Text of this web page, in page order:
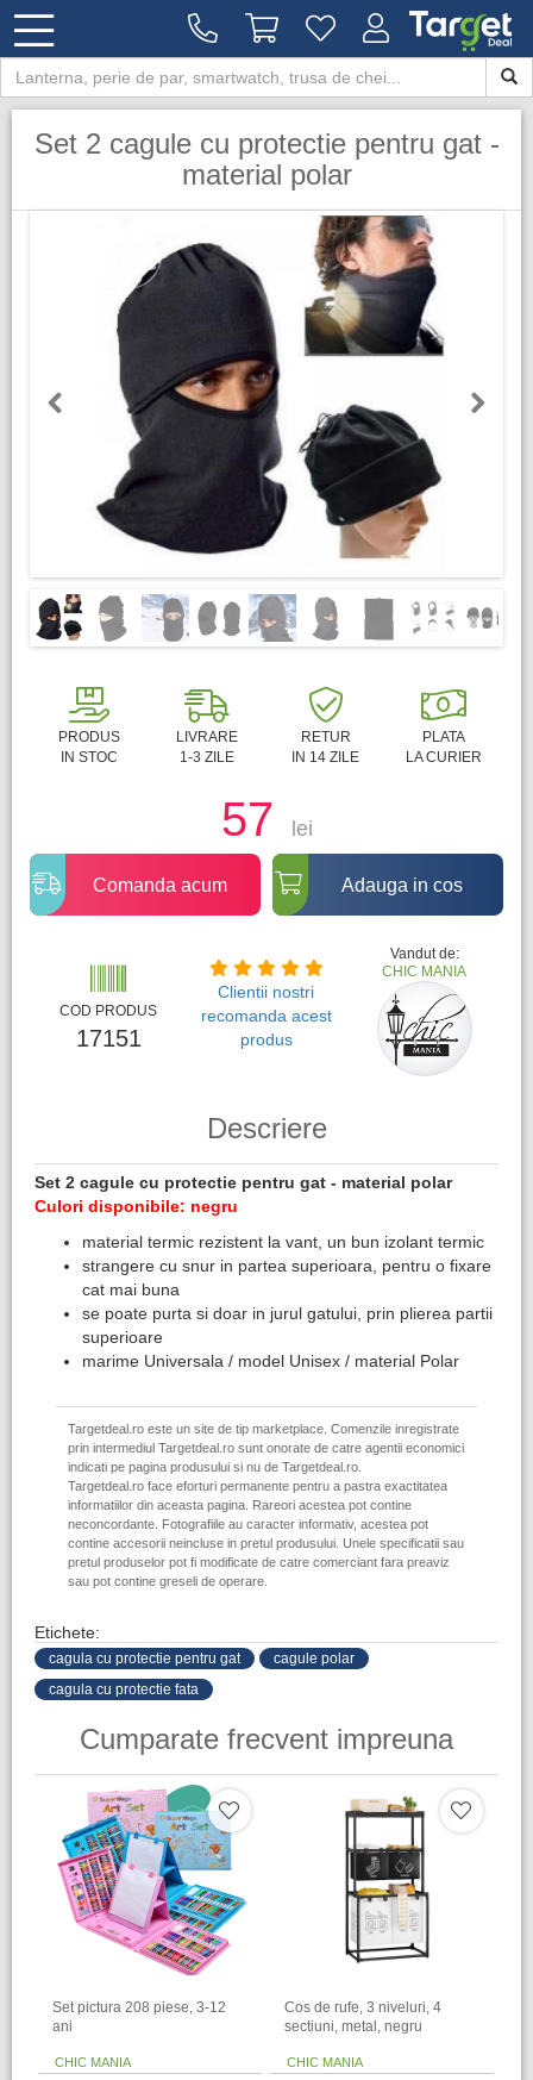
Set 2 cagule cu protectie pentru gat -
material polar
Previous
PRODUS
IN STOC
LIVRARE
1-3 ZILE
RETUR
IN 14 ZILE
PLATA
LA CURIER
57 lei
Comanda acum Adauga in cos
COD PRODUS
17151
Clientii nostri
recomanda acest
produs
Vandut de:
CHIC MANIA
Descriere
Set 2 cagule cu protectie pentru gat - material polar
Culori disponibile: negru
material termic rezistent la vant, un bun izolant termic
strangere cu snur in partea superioara, pentru o fixare
cat mai buna
se poate purta si doar in jurul gatului, prin plierea partii
superioare
marime Universala / model Unisex / material Polar
Targetdeal.ro este un site de tip marketplace. Comenzile inregistrate
prin intermediul Targetdeal.ro sunt onorate de catre agentii economici
indicati pe pagina produsului si nu de Targetdeal.ro.
Targetdeal.ro face eforturi permanente pentru a pastra exactitatea
informatiilor din aceasta pagina. Rareori acestea pot contine
neconcordante. Fotografiile au caracter informativ, acestea pot
contine accesorii neincluse in pretul produsului. Unele specificatii sau
pretul produselor pot fi modificate de catre comerciant fara preaviz
sau pot contine greseli de operare.
Etichete:
cagula cu protectie pentru gat
cagule polar
cagula cu protectie fata
Cumparate frecvent impreuna
Set pictura 208 piese, 3-12
ani
CHIC MANIA
Cos de rufe, 3 niveluri, 4
sectiuni, metal, negru
CHIC MANIA